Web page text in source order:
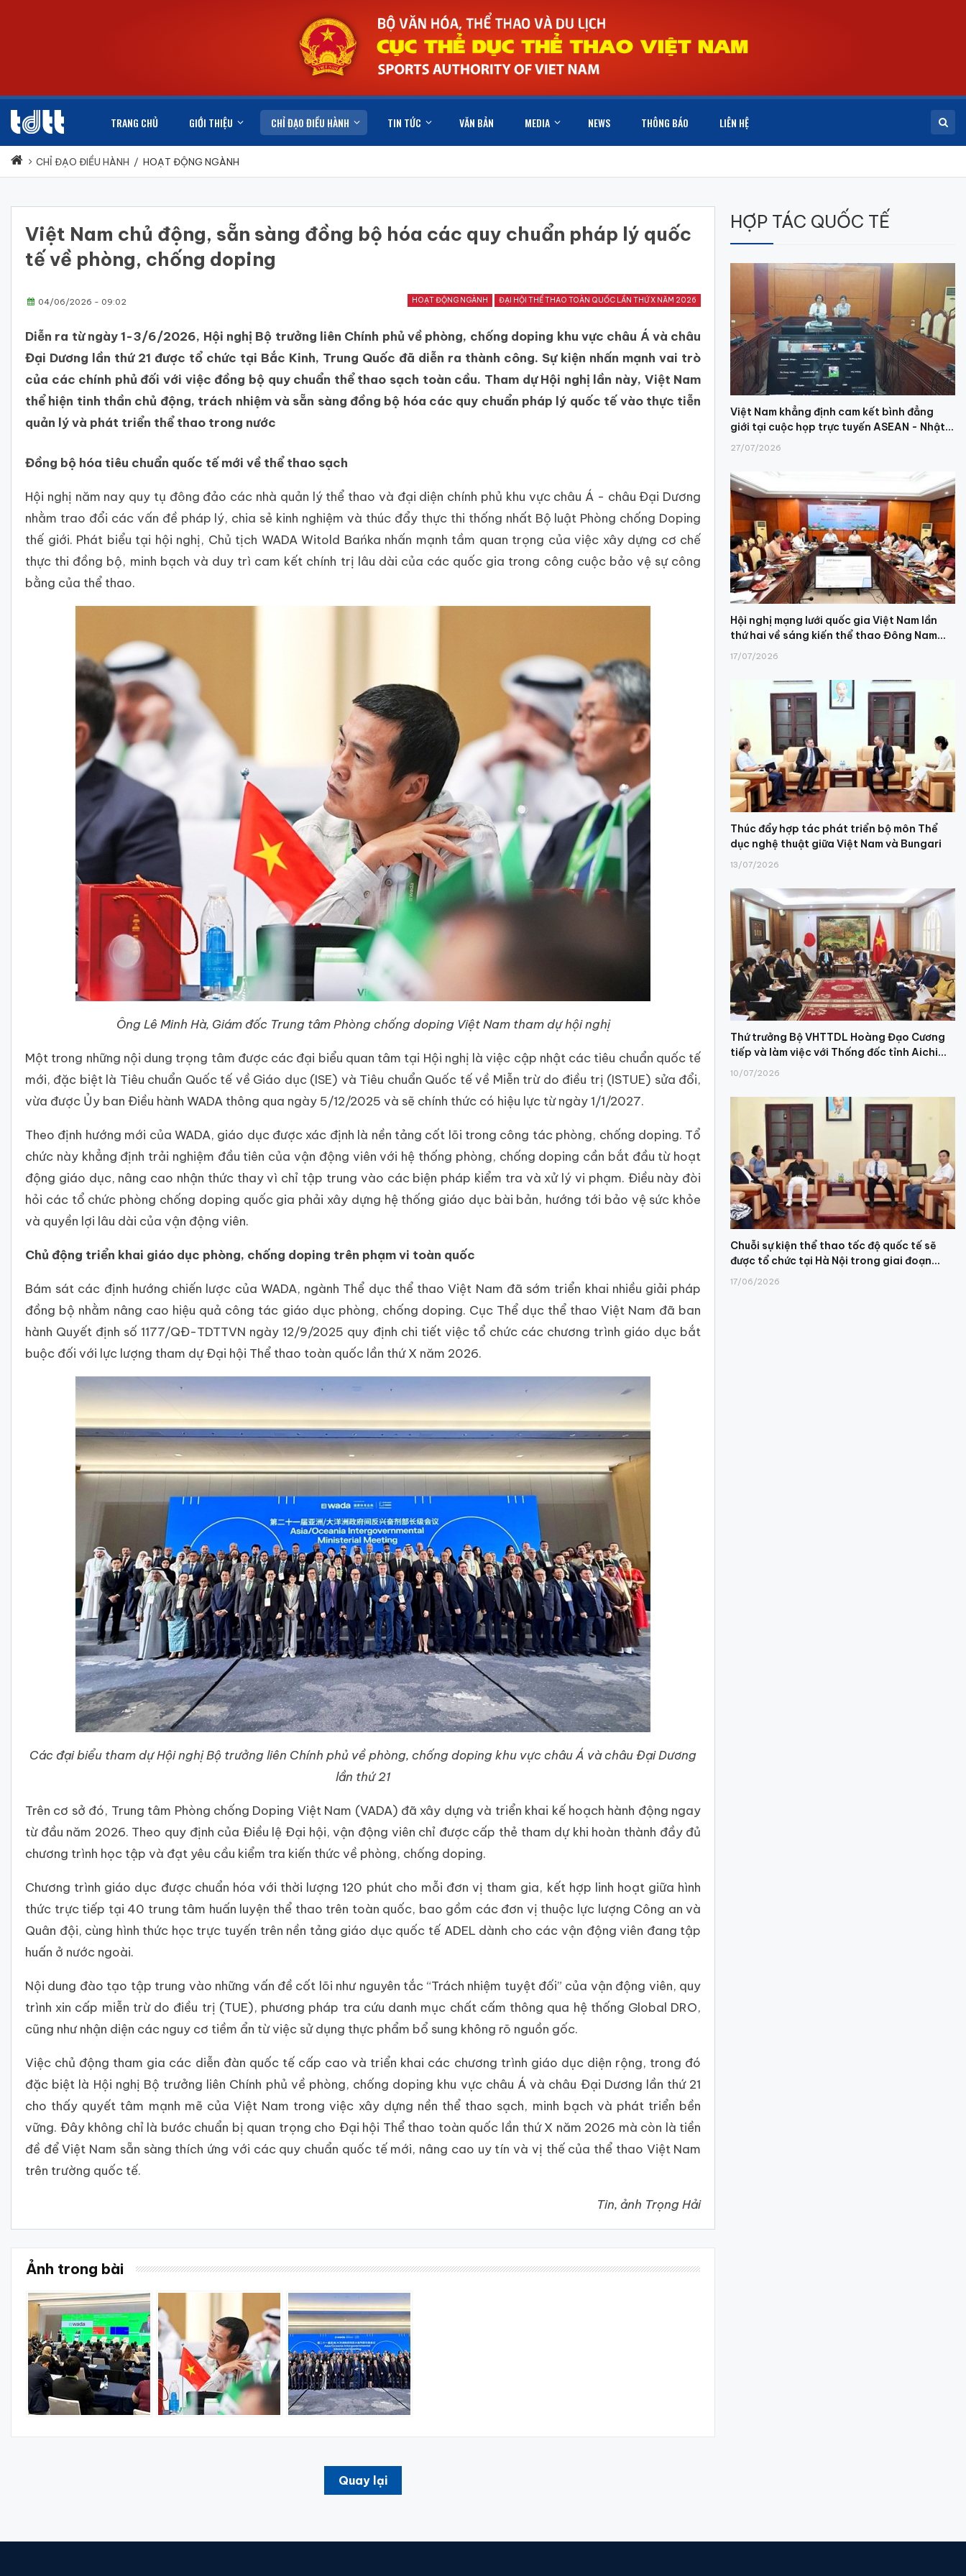
TRANG CHỦ GIỚI THIỆU CHỈ ĐẠO ĐIỀU HÀNH TIN TỨC VĂN BẢN MEDIA NEWS THÔNG BÁO LIÊN HỆ
CHỈ ĐẠO ĐIỀU HÀNH / HOẠT ĐỘNG NGÀNH
Việt Nam chủ động, sẵn sàng đồng bộ hóa các quy chuẩn pháp lý quốc
tế về phòng, chống doping
HOẠT ĐỘNG NGÀNH ĐẠI HỘI THỂ THAO TOÀN QUỐC LẦN THỨ X NĂM 2026
04/06/2026 - 09:02
Diễn ra từ ngày 1-3/6/2026, Hội nghị Bộ trưởng liên Chính phủ về phòng, chống doping khu vực châu Á và châu
Đại Dương lần thứ 21 được tổ chức tại Bắc Kinh, Trung Quốc đã diễn ra thành công. Sự kiện nhấn mạnh vai trò
của các chính phủ đối với việc đồng bộ quy chuẩn thể thao sạch toàn cầu. Tham dự Hội nghị lần này, Việt Nam
thể hiện tinh thần chủ động, trách nhiệm và sẵn sàng đồng bộ hóa các quy chuẩn pháp lý quốc tế vào thực tiễn
quản lý và phát triển thể thao trong nước
Đồng bộ hóa tiêu chuẩn quốc tế mới về thể thao sạch
Hội nghị năm nay quy tụ đông đảo các nhà quản lý thể thao và đại diện chính phủ khu vực châu Á - châu Đại Dương
nhằm trao đổi các vấn đề pháp lý, chia sẻ kinh nghiệm và thúc đẩy thực thi thống nhất Bộ luật Phòng chống Doping
thế giới. Phát biểu tại hội nghị, Chủ tịch WADA Witold Bańka nhấn mạnh tầm quan trọng của việc xây dựng cơ chế
thực thi đồng bộ, minh bạch và duy trì cam kết chính trị lâu dài của các quốc gia trong công cuộc bảo vệ sự công
bằng của thể thao.
Ông Lê Minh Hà, Giám đốc Trung tâm Phòng chống doping Việt Nam tham dự hội nghị
Một trong những nội dung trọng tâm được các đại biểu quan tâm tại Hội nghị là việc cập nhật các tiêu chuẩn quốc tế
mới, đặc biệt là Tiêu chuẩn Quốc tế về Giáo dục (ISE) và Tiêu chuẩn Quốc tế về Miễn trừ do điều trị (ISTUE) sửa đổi,
vừa được Ủy ban Điều hành WADA thông qua ngày 5/12/2025 và sẽ chính thức có hiệu lực từ ngày 1/1/2027.
Theo định hướng mới của WADA, giáo dục được xác định là nền tảng cốt lõi trong công tác phòng, chống doping. Tổ
chức này khẳng định trải nghiệm đầu tiên của vận động viên với hệ thống phòng, chống doping cần bắt đầu từ hoạt
động giáo dục, nâng cao nhận thức thay vì chỉ tập trung vào các biện pháp kiểm tra và xử lý vi phạm. Điều này đòi
hỏi các tổ chức phòng chống doping quốc gia phải xây dựng hệ thống giáo dục bài bản, hướng tới bảo vệ sức khỏe
và quyền lợi lâu dài của vận động viên.
Chủ động triển khai giáo dục phòng, chống doping trên phạm vi toàn quốc
Bám sát các định hướng chiến lược của WADA, ngành Thể dục thể thao Việt Nam đã sớm triển khai nhiều giải pháp
đồng bộ nhằm nâng cao hiệu quả công tác giáo dục phòng, chống doping. Cục Thể dục thể thao Việt Nam đã ban
hành Quyết định số 1177/QĐ-TDTTVN ngày 12/9/2025 quy định chi tiết việc tổ chức các chương trình giáo dục bắt
buộc đối với lực lượng tham dự Đại hội Thể thao toàn quốc lần thứ X năm 2026.
Các đại biểu tham dự Hội nghị Bộ trưởng liên Chính phủ về phòng, chống doping khu vực châu Á và châu Đại Dương
lần thứ 21
Trên cơ sở đó, Trung tâm Phòng chống Doping Việt Nam (VADA) đã xây dựng và triển khai kế hoạch hành động ngay
từ đầu năm 2026. Theo quy định của Điều lệ Đại hội, vận động viên chỉ được cấp thẻ tham dự khi hoàn thành đầy đủ
chương trình học tập và đạt yêu cầu kiểm tra kiến thức về phòng, chống doping.
Chương trình giáo dục được chuẩn hóa với thời lượng 120 phút cho mỗi đơn vị tham gia, kết hợp linh hoạt giữa hình
thức trực tiếp tại 40 trung tâm huấn luyện thể thao trên toàn quốc, bao gồm các đơn vị thuộc lực lượng Công an và
Quân đội, cùng hình thức học trực tuyến trên nền tảng giáo dục quốc tế ADEL dành cho các vận động viên đang tập
huấn ở nước ngoài.
Nội dung đào tạo tập trung vào những vấn đề cốt lõi như nguyên tắc “Trách nhiệm tuyệt đối” của vận động viên, quy
trình xin cấp miễn trừ do điều trị (TUE), phương pháp tra cứu danh mục chất cấm thông qua hệ thống Global DRO,
cũng như nhận diện các nguy cơ tiềm ẩn từ việc sử dụng thực phẩm bổ sung không rõ nguồn gốc.
Việc chủ động tham gia các diễn đàn quốc tế cấp cao và triển khai các chương trình giáo dục diện rộng, trong đó
đặc biệt là Hội nghị Bộ trưởng liên Chính phủ về phòng, chống doping khu vực châu Á và châu Đại Dương lần thứ 21
cho thấy quyết tâm mạnh mẽ của Việt Nam trong việc xây dựng nền thể thao sạch, minh bạch và phát triển bền
vững. Đây không chỉ là bước chuẩn bị quan trọng cho Đại hội Thể thao toàn quốc lần thứ X năm 2026 mà còn là tiền
đề để Việt Nam sẵn sàng thích ứng với các quy chuẩn quốc tế mới, nâng cao uy tín và vị thế của thể thao Việt Nam
trên trường quốc tế.
Tin, ảnh Trọng Hải
Ảnh trong bài
Quay lại
HỢP TÁC QUỐC TẾ
Việt Nam khẳng định cam kết bình đẳng
giới tại cuộc họp trực tuyến ASEAN - Nhật...
27/07/2026
Hội nghị mạng lưới quốc gia Việt Nam lần
thứ hai về sáng kiến thể thao Đông Nam...
17/07/2026
Thúc đẩy hợp tác phát triển bộ môn Thể
dục nghệ thuật giữa Việt Nam và Bungari
13/07/2026
Thứ trưởng Bộ VHTTDL Hoàng Đạo Cương
tiếp và làm việc với Thống đốc tỉnh Aichi...
10/07/2026
Chuỗi sự kiện thể thao tốc độ quốc tế sẽ
được tổ chức tại Hà Nội trong giai đoạn...
17/06/2026